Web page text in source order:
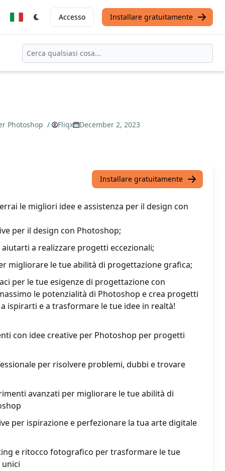
Accesso Installare gratuitamente
Photoshop / Fliqx
December 2, 2023
Installare gratuitamente
le migliori idee e assistenza per il design con
per il design con Photoshop;
a realizzare progetti eccezionali;
migliorare le tue abilità di progettazione grafica;
per le tue esigenze di progettazione con
le potenzialità di Photoshop e crea progetti
ispirarti e a trasformare le tue idee in realtà!
con idee creative per Photoshop per progetti
per risolvere problemi, dubbi e trovare
avanzati per migliorare le tue abilità di
per ispirazione e perfezionare la tua arte digitale
e ritocco fotografico per trasformare le tue